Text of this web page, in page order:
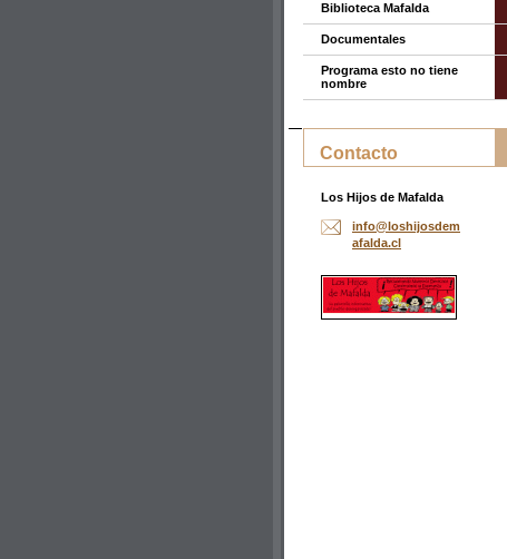
Biblioteca Mafalda
Documentales
Programa esto no tiene
nombre
Contacto
Los Hijos de Mafalda
info@loshijosdem
afalda.cl